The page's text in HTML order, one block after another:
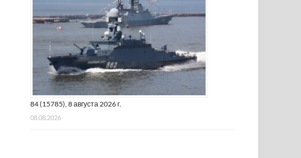
84 (15785), 8 августа 2026 г.
08.08.2026